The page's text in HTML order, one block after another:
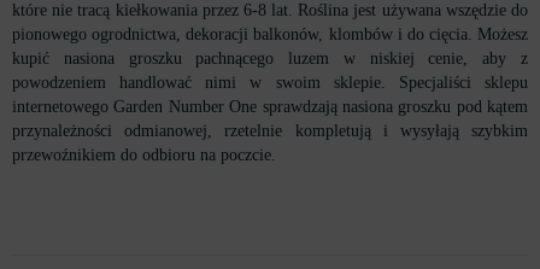
które nie tracą kiełkowania przez 6-8 lat. Roślina jest używana wszędzie do
pionowego ogrodnictwa, dekoracji balkonów, klombów i do cięcia. Możesz
kupić nasiona groszku pachnącego luzem w niskiej cenie, aby z
powodzeniem handlować nimi w swoim sklepie. Specjaliści sklepu
internetowego Garden Number One sprawdzają nasiona groszku pod kątem
przynależności odmianowej, rzetelnie kompletują i wysyłają szybkim
przewoźnikiem do odbioru na poczcie.